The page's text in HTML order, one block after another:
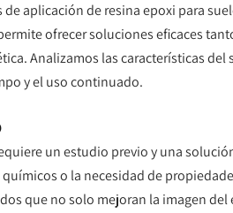
aplicación de resina epoxi para
ofrecer soluciones eficaces
Analizamos las características
y el uso continuado.
un estudio previo y una
o la necesidad de
que no solo mejoran la imagen